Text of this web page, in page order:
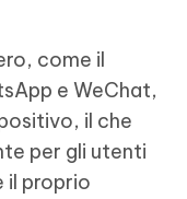
come il
e WeChat,
il che
per gli utenti
il proprio